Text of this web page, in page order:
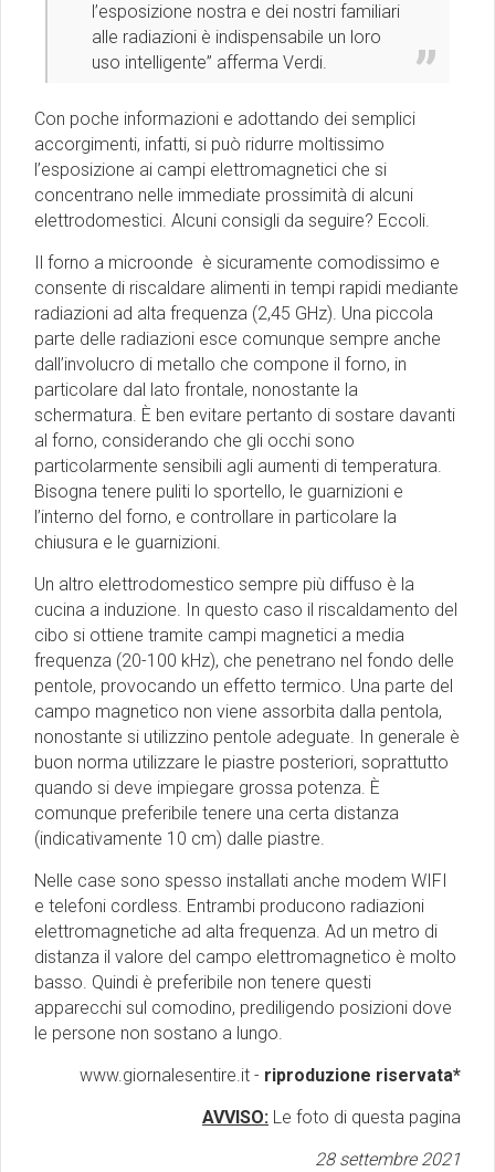
l’esposizione nostra e dei nostri familiari
alle radiazioni è indispensabile un loro
uso intelligente” afferma Verdi.
Con poche informazioni e adottando dei semplici
accorgimenti, infatti, si può ridurre moltissimo
l’esposizione ai campi elettromagnetici che si
concentrano nelle immediate prossimità di alcuni
elettrodomestici. Alcuni consigli da seguire? Eccoli.
Il forno a microonde è sicuramente comodissimo e
consente di riscaldare alimenti in tempi rapidi mediante
radiazioni ad alta frequenza (2,45 GHz). Una piccola
parte delle radiazioni esce comunque sempre anche
dall’involucro di metallo che compone il forno, in
particolare dal lato frontale, nonostante la
schermatura. È ben evitare pertanto di sostare davanti
al forno, considerando che gli occhi sono
particolarmente sensibili agli aumenti di temperatura.
Bisogna tenere puliti lo sportello, le guarnizioni e
l’interno del forno, e controllare in particolare la
chiusura e le guarnizioni.
Un altro elettrodomestico sempre più diffuso è la
cucina a induzione. In questo caso il riscaldamento del
cibo si ottiene tramite campi magnetici a media
frequenza (20-100 kHz), che penetrano nel fondo delle
pentole, provocando un effetto termico. Una parte del
campo magnetico non viene assorbita dalla pentola,
nonostante si utilizzino pentole adeguate. In generale è
buon norma utilizzare le piastre posteriori, soprattutto
quando si deve impiegare grossa potenza. È
comunque preferibile tenere una certa distanza
(indicativamente 10 cm) dalle piastre.
Nelle case sono spesso installati anche modem WIFI
e telefoni cordless. Entrambi producono radiazioni
elettromagnetiche ad alta frequenza. Ad un metro di
distanza il valore del campo elettromagnetico è molto
basso. Quindi è preferibile non tenere questi
apparecchi sul comodino, prediligendo posizioni dove
le persone non sostano a lungo.
www.giornalesentire.it - riproduzione riservata*
AVVISO: Le foto di questa pagina
28 settembre 2021